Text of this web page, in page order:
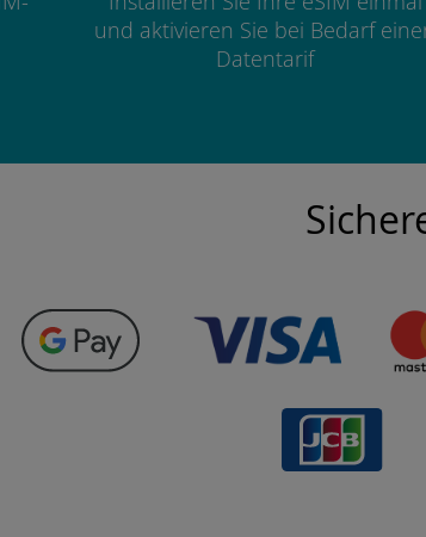
und aktivieren Sie bei Bedarf
Datentarif